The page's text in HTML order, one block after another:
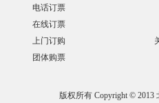
电话订票
在线订票
上门订购
团体购票
版权所有 Copyright © 2013